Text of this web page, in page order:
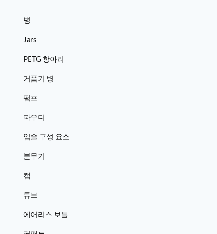
병
Jars
PETG 항아리
거품기 병
펌프
파우더
입술 구성 요소
분무기
캡
튜브
에어리스 보틀